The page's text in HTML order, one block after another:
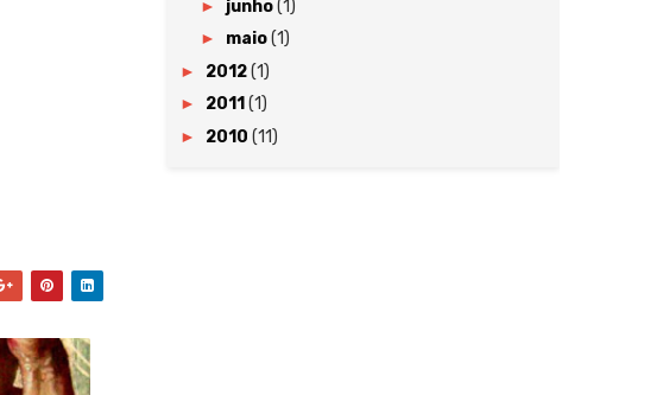
► junho(1)
► maio(1)
► 2012(1)
► 2011 (1)
► 2010 (11)